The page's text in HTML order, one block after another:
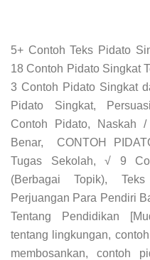
5+ Contoh Teks Pidato
18 Contoh Pidato Singkat
3 Contoh Pidato Singkat
Pidato Singkat,
Contoh Pidato, Naskah
Benar, CONTOH
Tugas Sekolah, √ 9
(Berbagai Topik),
Perjuangan Para Pendiri
Tentang Pendidikan
tentang lingkungan,
membosankan, contoh